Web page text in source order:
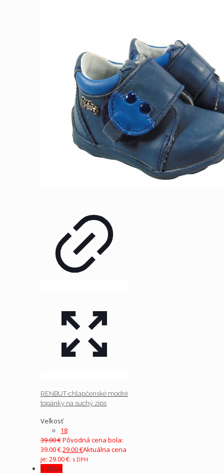
RENBUT-chlapčenské modré
topánky na suchý zips
Veľkosť
18
39.00€Pôvodná cena bola:
39.00 €.29.00€Aktuálna cena
je: 29.00 €. s DPH
V zľave